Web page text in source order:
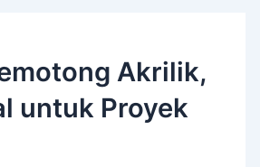
Akrilik,
untuk Proyek